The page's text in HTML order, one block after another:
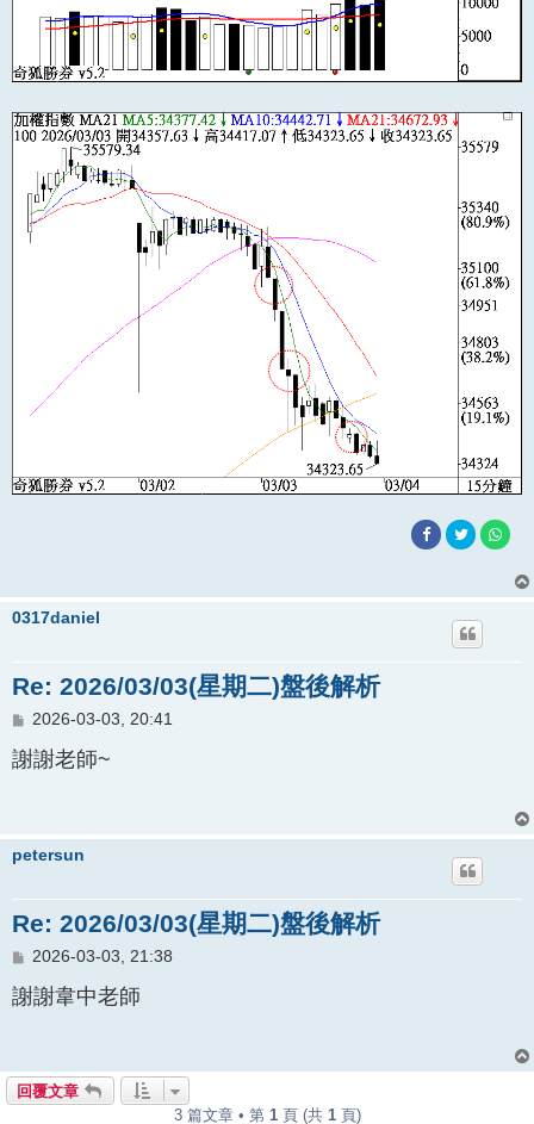
0317daniel
Re: 2026/03/03(星期二)盤後解析
文
2026-03-03, 20:41
謝謝老師~
petersun
Re: 2026/03/03(星期二)盤後解析
文
2026-03-03, 21:38
謝謝韋中老師
回覆文章
3 篇文章 • 第 1頁 (共 1頁)